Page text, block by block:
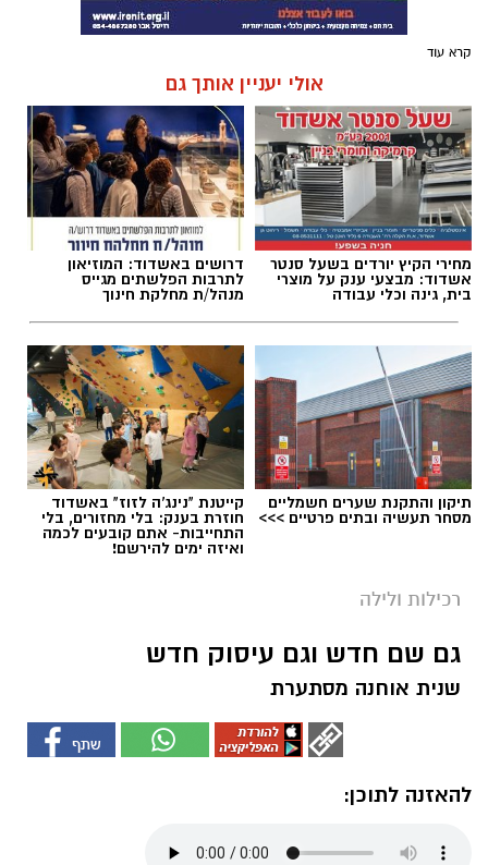
קרא עוד
אולי יעניין אותך גם
מחירי הקיץ יורדים בשעל סנטר
אשדוד: מבצעי ענק על מוצרי
בית, גינה וכלי עבודה
דרושים באשדוד: המוזיאון
לתרבות הפלשתים מגייס
מנהל/ת מחלקת חינוך
תיקון והתקנת שערים חשמליים
מסחר תעשיה ובתים פרטיים >>>
קייטנת "נינג'ה לזוז" באשדוד
חוזרת בענק: בלי מחזורים, בלי
התחייבות- אתם קובעים לכמה
ואיזה ימים להירשם!
רכילות ולילה
גם שם חדש וגם עיסוק חדש
שנית אוחנה מסתערת
להאזנה לתוכן: